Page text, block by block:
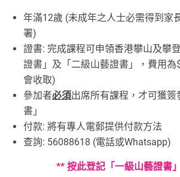
年滿12歲 (未成年之人士必需得到家
署)
證書: 完成課程可申領香港攀山及攀
證書」及「二級山藝證書」，費用為
會收取)
參加者必須出席所有課程，才可獲簽
書」
付款: 將有專人電郵提供付款方法
查詢: 56088618 (電話或Whatsapp)
** 按此登記「一級山藝證書